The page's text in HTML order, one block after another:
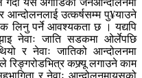
गर्दा यस अगाडिका जनआन्दोलनमा
आन्दोलनलाई उत्कर्षसम्म पु¥याउने
लिनु पर्ने आवश्यकता छ । यद्यपि
नेवाः जाति सडकमा ओर्लेपछि
र नेवाः जातिको आन्दोलनमा
रिङ्गरोडभित्र कफ्र्यू लगाउने काम